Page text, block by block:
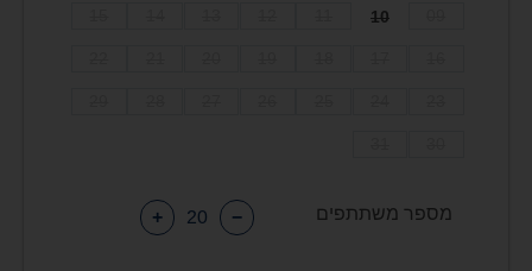
10
מספר משתתפים −
+